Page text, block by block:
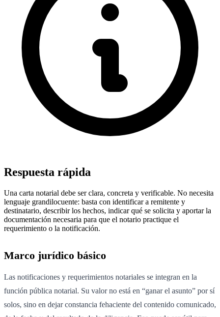
Respuesta rápida
Una carta notarial debe ser clara, concreta y verificable. No necesita
lenguaje grandilocuente: basta con identificar a remitente y
destinatario, describir los hechos, indicar qué se solicita y aportar la
documentación necesaria para que el notario practique el
requerimiento o la notificación.
Marco jurídico básico
Las notificaciones y requerimientos notariales se integran en la
función pública notarial. Su valor no está en “ganar el asunto” por sí
solos, sino en dejar constancia fehaciente del contenido comunicado,